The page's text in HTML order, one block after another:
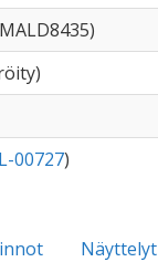
00727)
Näyttelyt